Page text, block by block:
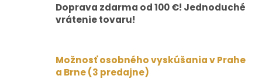
Doprava zdarma od 100 €! Jednoduché
vrátenie tovaru!
Možnosť osobného vyskúšania v Prahe
a Brne (3 predajne)